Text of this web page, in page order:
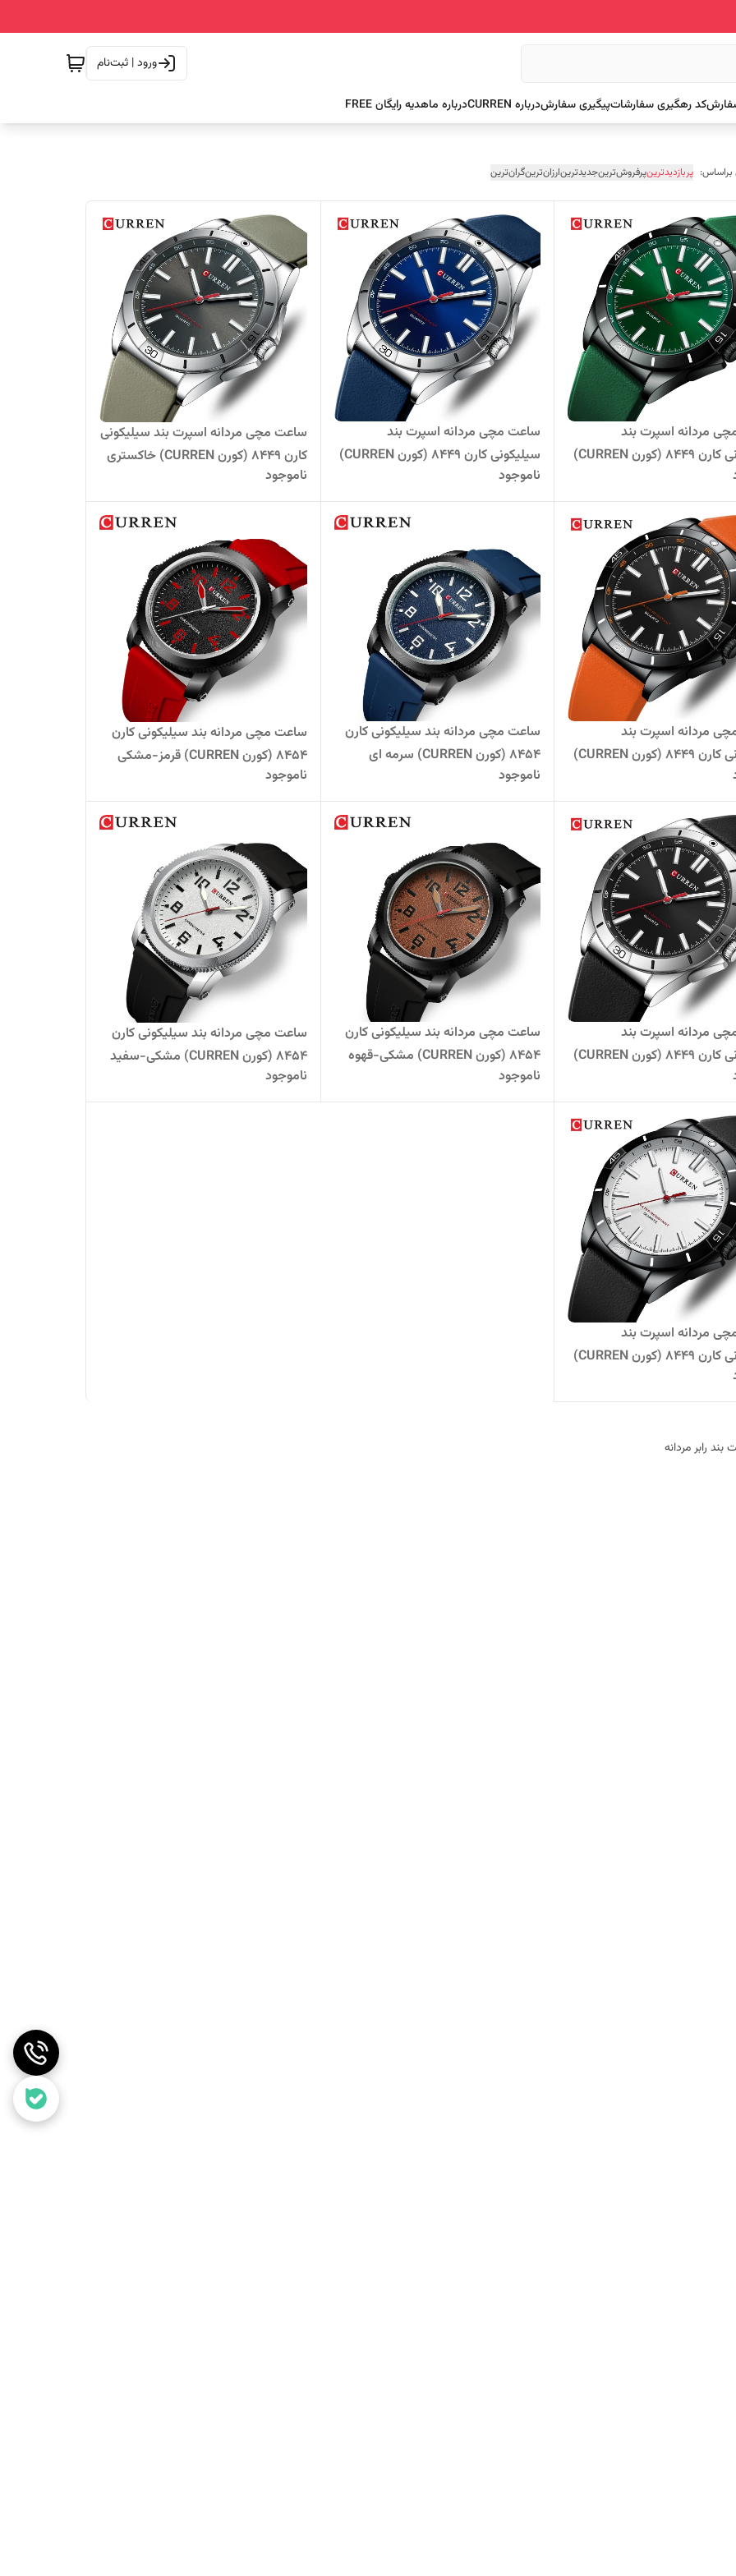
ورود | ثبت‌نام
کد رهگیری سفارشاتپیگیری سفارشدرباره CURREN درباره ماهدیه رایگان FREE
پربازدیدترینپرفروش‌ترینجدیدترینارزان‌ترینگران‌ترین
مردانه اسپرت بند
سیلیکونی کارن 8449 (کورن CURREN)
ساعت مچی مردانه اسپرت بند
سیلیکونی کارن 8449 (کورن CURREN)
سرمه ای
ناموجود
ساعت مچی مردانه اسپرت بند سیلیکونی
کارن 8449 (کورن CURREN) خاکستری
ناموجود
مردانه اسپرت بند
سیلیکونی کارن 8449 (کورن CURREN)
ساعت مچی مردانه بند سیلیکونی کارن
8454 (کورن CURREN) سرمه ای
ناموجود
ساعت مچی مردانه بند سیلیکونی کارن
8454 (کورن CURREN) قرمز-مشکی
ناموجود
مردانه اسپرت بند
سیلیکونی کارن 8449 (کورن CURREN)
ساعت مچی مردانه بند سیلیکونی کارن
8454 (کورن CURREN) مشکی-قهوه
ای
ناموجود
ساعت مچی مردانه بند سیلیکونی کارن
8454 (کورن CURREN) مشکی-سفید
ناموجود
مردانه اسپرت بند
سیلیکونی کارن 8449 (کورن CURREN)
رابر مردانه